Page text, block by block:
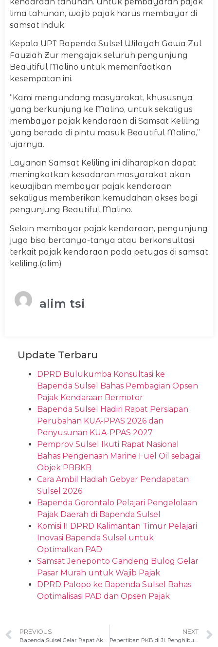
lima tahunan, wajib pajak harus membayar di
samsat induk.
Kepala UPT Bapenda Sulsel Wilayah Gowa Zul
Fauziah Zur mengajak seluruh pengunjung
Beautiful Malino untuk memanfaatkan
kesempatan ini.
“Kami mengundang masyarakat, khususnya
yang berkunjung ke Malino, untuk sekaligus
membayar pajak kendaraan di Samsat Keliling
yang berada di pintu masuk Beautiful Malino,”
ujarnya.
Layanan Samsat Keliling ini diharapkan dapat
meningkatkan kesadaran masyarakat akan
kewajiban membayar pajak kendaraan
sekaligus memberikan kemudahan akses bagi
pengunjung Beautiful Malino.
Selain membayar pajak kendaraan, pengunjung
juga bisa bertanya-tanya atau berkonsultasi
terkait pajak kendaraan pada petugas di samsat
keliling.(alim)
alim tsi
Update Terbaru
DPRD Bulukumba Konsultasi ke
Bapenda Sulsel Bahas Pembagian Opsen
Pajak Kendaraan Bermotor
Bapenda Sulsel Hadiri Rapat Persiapan
Perubahan KUA-PPAS 2026 dan
Penyusunan KUA-PPAS 2027
Pemprov Sulsel Ikuti Rapat Nasional
Bahas Pengenaan Marine Fuel Oil sebagai
Objek PBBKB
Cara Ambil Hadiah Gebyar Pendapatan
Sulsel 2026
Bapenda Gorontalo Pelajari Pengelolaan
Pajak Daerah di Bapenda Sulsel
Komisi II DPRD Kalimantan Timur Pelajari
Inovasi Bapenda Sulsel untuk
Optimalkan PAD
Samsat Jeneponto Gandeng Bulog Gelar
Pasar Murah untuk Wajib Pajak
DPRD Palopo ke Bapenda Sulsel Bahas
Optimalisasi PAD dan Opsen Pajak
PREVIOUS
Bapenda Sulsel Gelar Rapat Akselerasi Penagihan KTMDU bersama Pemda se-Sulsel
NEXT
Penertiban PKB di Jl. Penghibur, UPTB Makassar I Himpun Rp 215 Juta